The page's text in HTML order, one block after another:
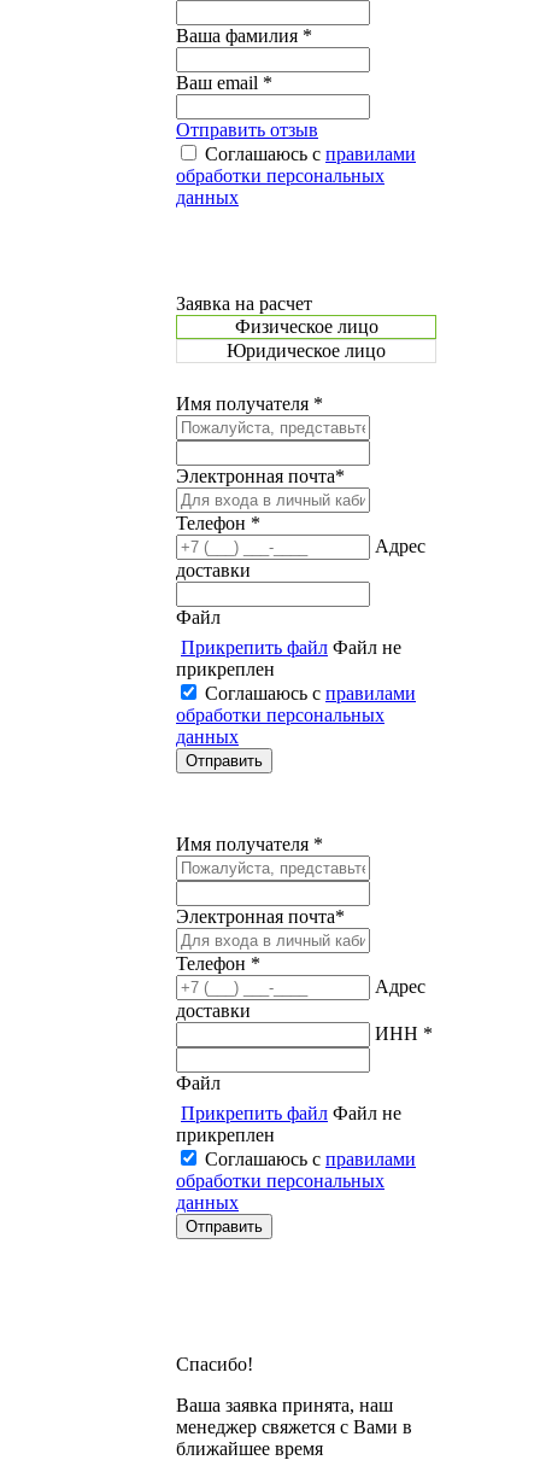
Ваша фамилия *
Ваш email *
Отправить отзыв
Соглашаюсь с правилами
обработки персональных
данных
Заявка на расчет
Физическое лицо
Юридическое лицо
Имя получателя *
Электронная почта*
Телефон *
Адрес
доставки
Файл
Прикрепить файл Файл не
прикреплен
Соглашаюсь с правилами
обработки персональных
данных
Имя получателя *
Электронная почта*
Телефон *
Адрес
доставки
ИНН *
Файл
Прикрепить файл Файл не
прикреплен
Соглашаюсь с правилами
обработки персональных
данных
Спасибо!
Ваша заявка принята, наш
менеджер свяжется с Вами в
ближайшее время